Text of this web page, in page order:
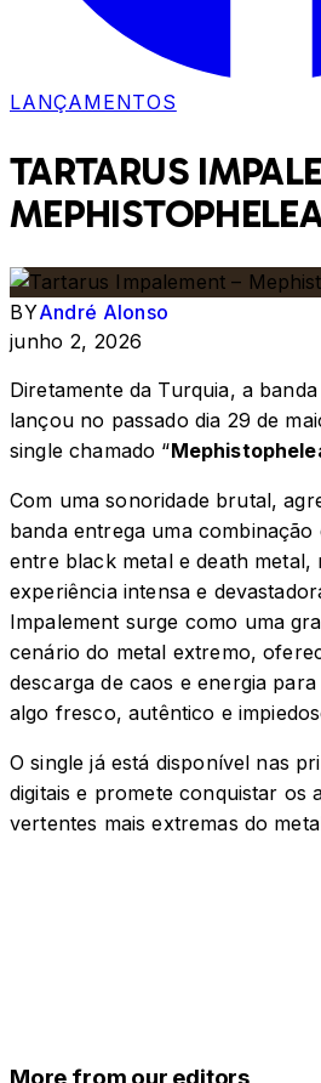
LANÇAMENTOS
TARTARUS
BYAndré Alonso
junho 2, 2026
Diretamente da Turquia, a
lançou no passado dia 29 de
single chamado “
Com uma sonoridade brutal,
banda entrega uma
entre black metal e death metal,
experiência intensa e
Impalement surge como uma
cenário do metal extremo,
descarga de caos e energia
algo fresco, autêntico e
O single já está disponível nas
digitais e promete conquistar os
vertentes mais extremas do
More from our editors